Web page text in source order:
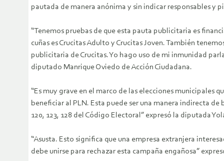
pautada de manera anónima y sin indicar responsables y
“Tenemos pruebas de que esta pauta publicitaria es
cuñas es Crucitas Adulto y Crucitas Joven. También
publicitaria de Crucitas. Yo hago uso de mi inmunidad
diputado Manrique Oviedo de Acción Ciudadana.
“Es muy grave en el marco de las elecciones municipales
beneficiar al PLN. Esta puede ser una manera indirecta
120, 123, 128 del Código Electoral” expresó la diputada
“Asusta. Esto significa que una empresa extranjera
debe unirse para rechazar esta campaña engañosa”